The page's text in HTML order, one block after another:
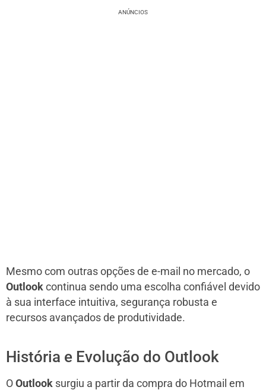
ANÚNCIOS
Mesmo com outras opções de e-mail no mercado, o
Outlook continua sendo uma escolha confiável devido
à sua interface intuitiva, segurança robusta e
recursos avançados de produtividade.
História e Evolução do Outlook
O Outlook surgiu a partir da compra do Hotmail em